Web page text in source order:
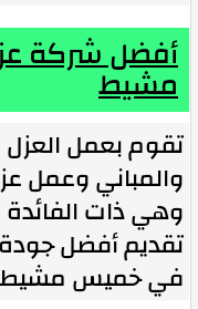
أفضل شركة
مشيط
تقوم بعمل
والمباني وعمل
وهي ذات الفائدة
تقديم أفضل جودة
في خميس مشيط